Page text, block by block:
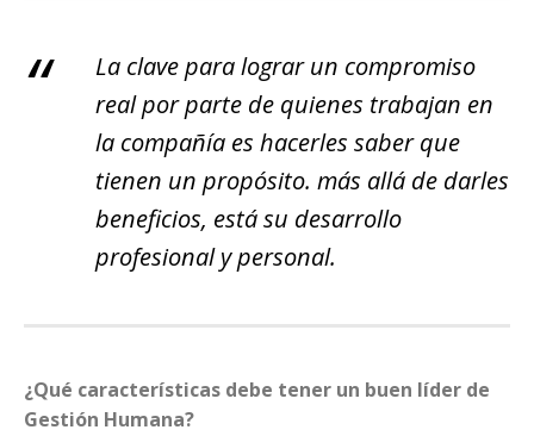
La clave para lograr un compromiso
real por parte de quienes trabajan en
la compañía es hacerles saber que
tienen un propósito. más allá de darles
beneficios, está su desarrollo
profesional y personal.
¿Qué características debe tener un buen líder de
Gestión Humana?